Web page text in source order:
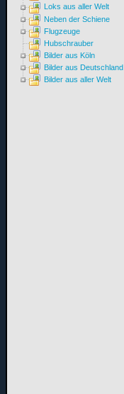
Loks aus aller Welt
Neben der Schiene
Flugzeuge
Hubschrauber
Bilder aus Köln
Bilder aus Deutschland
Bilder aus aller Welt